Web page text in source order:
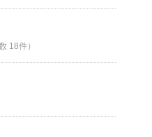
18件）